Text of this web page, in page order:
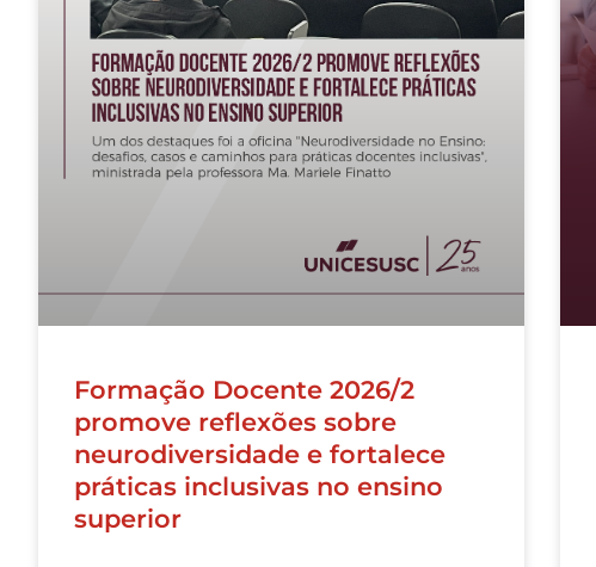
Formação Docente 2026/2
promove reflexões sobre
neurodiversidade e fortalece
práticas inclusivas no ensino
superior